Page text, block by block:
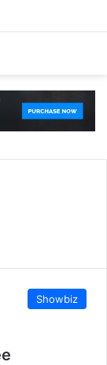
Showbiz